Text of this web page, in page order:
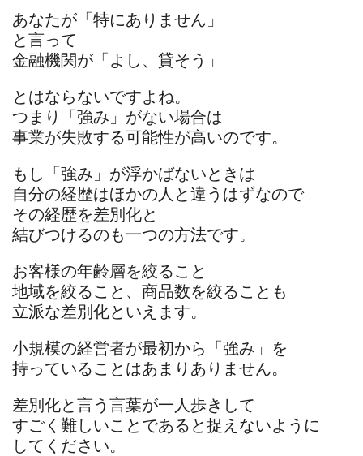
あなたが「特にありません」
と言って
金融機関が「よし、貸そう」
とはならないですよね。
つまり「強み」がない場合は
事業が失敗する可能性が高いのです。
もし「強み」が浮かばないときは
自分の経歴はほかの人と違うはずなので
その経歴を差別化と
結びつけるのも一つの方法です。
お客様の年齢層を絞ること
地域を絞ること、商品数を絞ることも
立派な差別化といえます。
小規模の経営者が最初から「強み」を
持っていることはあまりありません。
差別化と言う言葉が一人歩きして
すごく難しいことであると捉えないように
してください。